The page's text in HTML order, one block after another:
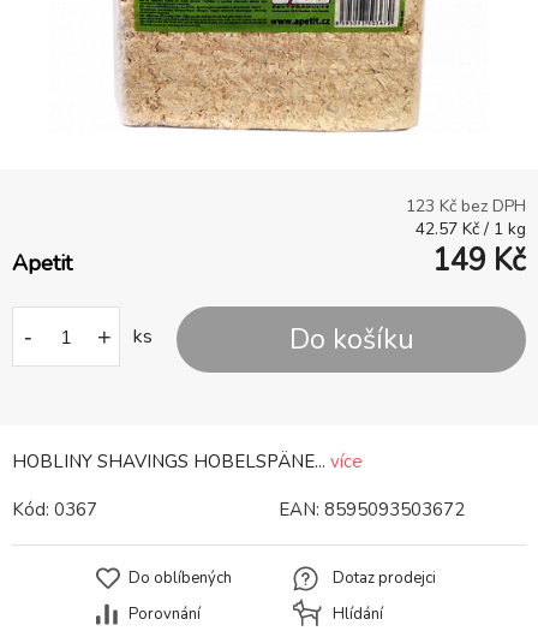
HOBLINY SHAVINGS HOBELSPÄNE... více
123 Kč bez DPH
42.57 Kč / 1 kg
Apetit 149 Kč
- + ks Do košíku
Kód: 0367 EAN: 8595093503672
Do oblíbených
Porovnání
Dotaz prodejci
Hlídání